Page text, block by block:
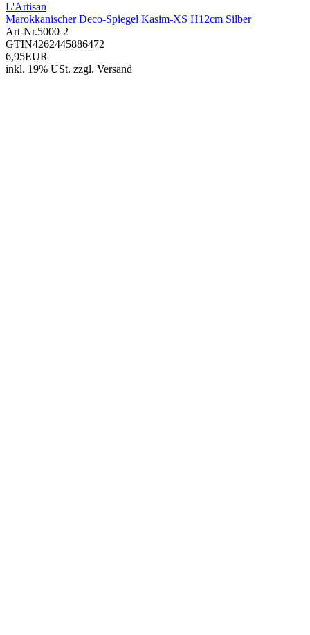
L'Artisan
Marokkanischer Deco-Spiegel Kasim-XS H12cm Silber
Art-Nr.5000-2
GTIN4262445886472
6,95EUR
inkl. 19% USt. zzgl. Versand